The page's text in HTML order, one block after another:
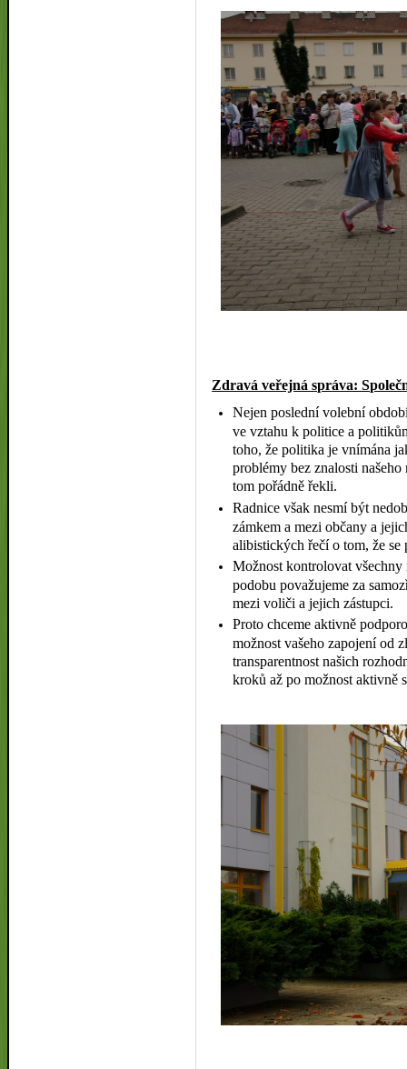
Zdravá veřejná správa:
Nejen poslední volební
ve vztahu k politice a
toho, že politika je vnímána
problémy bez znalosti
tom pořádně řekli.
Radnice však nesmí být
zámkem a mezi občany a
alibistických řečí o tom, že
Možnost kontrolovat
podobu považujeme za
mezi voliči a jejich zástupci.
Proto chceme aktivně
možnost vašeho zapojení od
transparentnost našich
kroků až po možnost aktivně